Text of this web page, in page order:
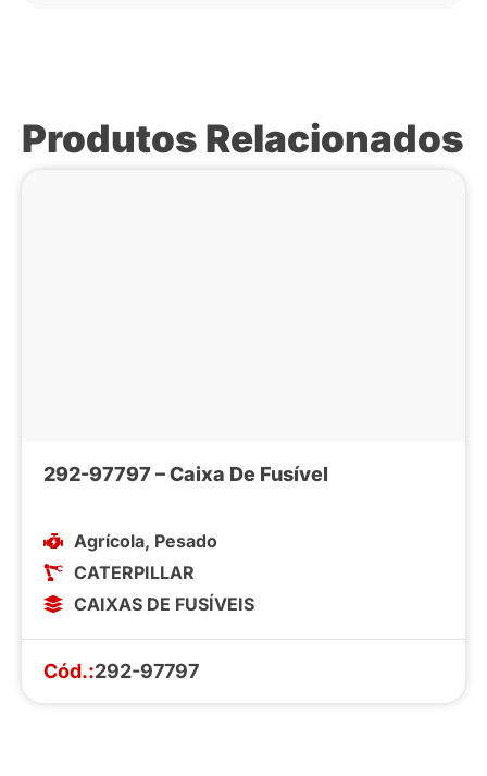
Produtos Relacionados
292-97797 – Caixa De Fusível
Agrícola, Pesado
CATERPILLAR
CAIXAS DE FUSÍVEIS
Cód.:292-97797